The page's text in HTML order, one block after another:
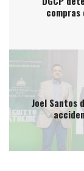
Joel Santos